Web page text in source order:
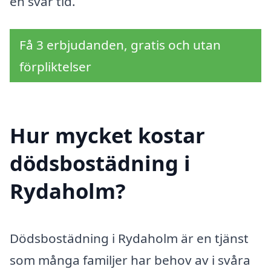
Få 3 erbjudanden, gratis och utan
förpliktelser
Hur mycket kostar
dödsbostädning i
Rydaholm?
Dödsbostädning i Rydaholm är en tjänst
som många familjer har behov av i svåra